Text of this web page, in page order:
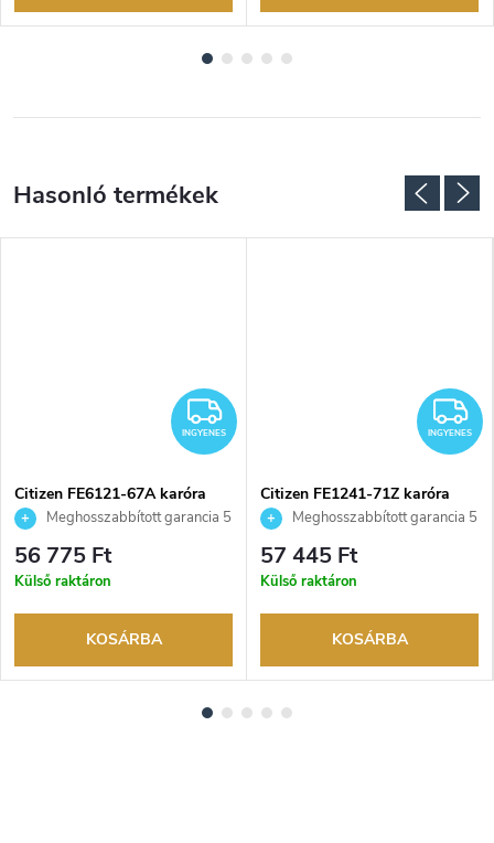
INGYENES
INGYENES
Citizen FE6121-67A karóra
Meghosszabbított garancia 5
évre. Akár 100 napos
visszaküldési lehetőség. Hivatalos
56 775 Ft
Külső raktáron
KOSÁRBA
INGYENES
Citizen FE1241-71Z karóra
Meghosszabbított garancia 5
évre. Akár 100 napos
visszaküldési lehetőség. Hivatalos
57 445 Ft
Külső raktáron
KOSÁRBA